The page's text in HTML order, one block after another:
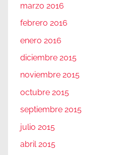
marzo 2016
febrero 2016
enero 2016
diciembre 2015
noviembre 2015
octubre 2015
septiembre 2015
julio 2015
abril 2015